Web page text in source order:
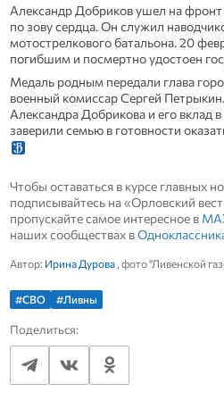
Александр Добриков ушел на фронт
по зову сердца. Он служил
мотострелкового батальона. 20
погибшим и посмертно удостоен
Медаль родным передали глава
военный комиссар Сергей
Александра Добрикова и его вклад
заверили семью в готовности
Чтобы оставаться в курсе главных
подписывайтесь на «Орловский
пропускайте самое интересное в
наших сообществах в
Автор: Ирина Дурова, фото "Ливенской
#СВО #Ливны
Поделиться: